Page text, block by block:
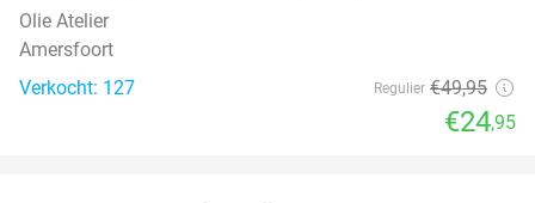
Olie Atelier
Amersfoort
Verkocht: 127
Regulier €49,95
€24,95